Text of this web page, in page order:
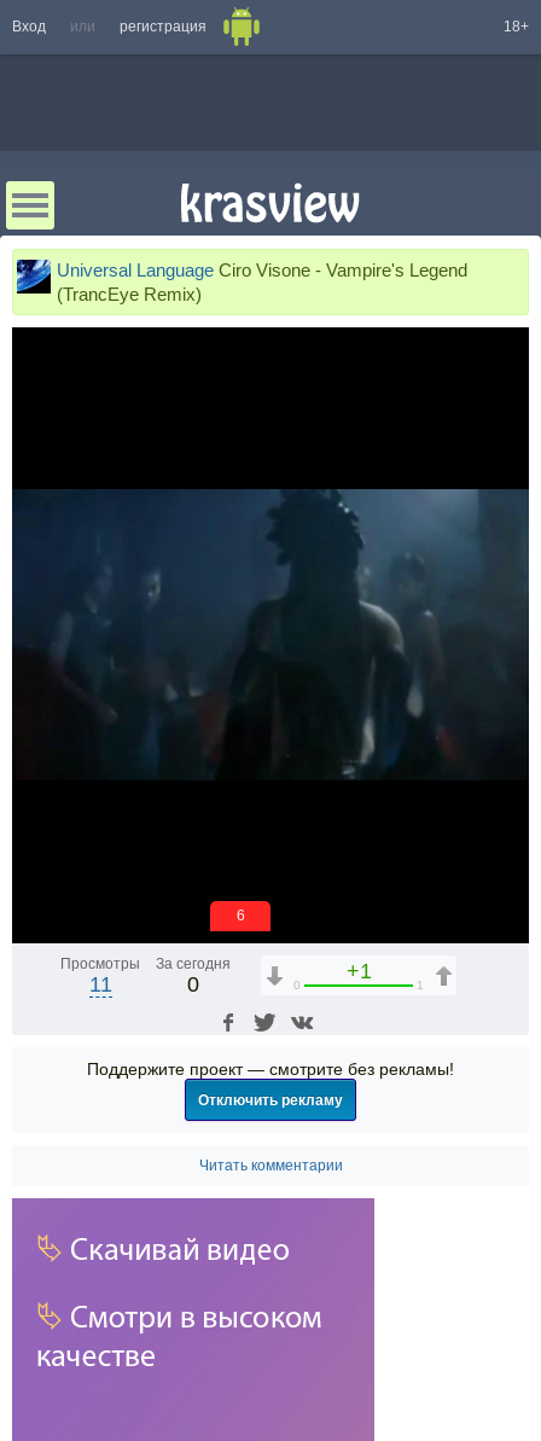
Вход или регистрация 18+
Universal Language Ciro Visone - Vampire's Legend
(TrancEye Remix)
6
Просмотры
11
За сегодня
0
+1
0 1
Поддержите проект — смотрите без рекламы!
Отключить рекламу
Читать комментарии